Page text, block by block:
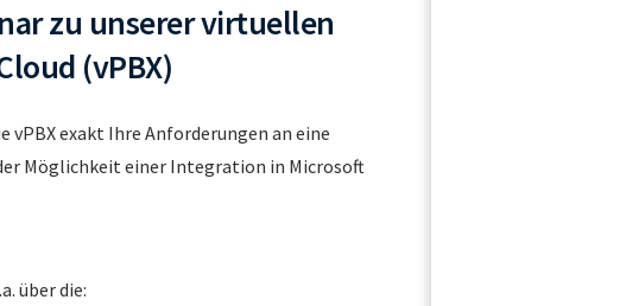
zu unserer virtuellen
(vPBX)
exakt Ihre Anforderungen an eine
Möglichkeit einer Integration in Microsoft
über die: